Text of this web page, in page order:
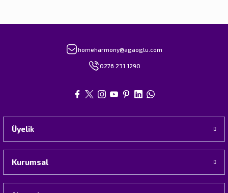
homeharmony@agaoglu.com
0276 231 1290
Üyelik
Kurumsal